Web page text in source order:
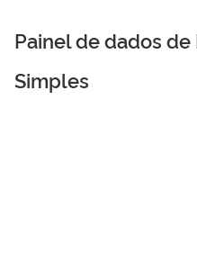
Painel de dados
Simples